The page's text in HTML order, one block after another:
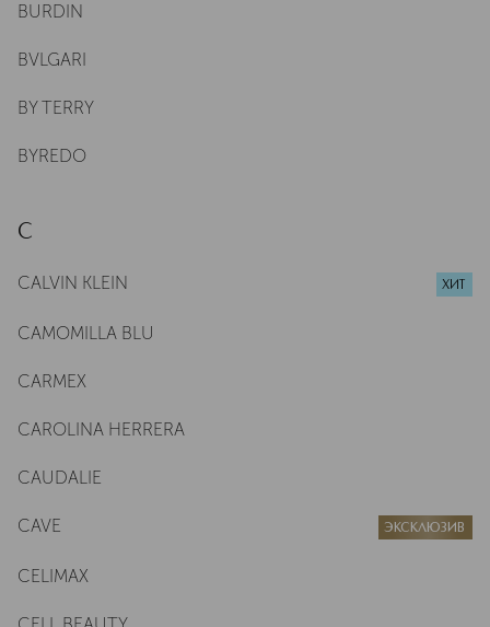
BURDIN
BVLGARI
BY TERRY
BYREDO
C
CALVIN KLEIN ХИТ
CAMOMILLA BLU
CARMEX
CAROLINA HERRERA
CAUDALIE
CAVE ЭКСКЛЮЗИВ
CELIMAX